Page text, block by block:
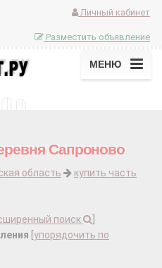
Личный кабинет
Разместить объявление
МЕНЮ
Сапроново
область
купить часть
поиск
упорядочить по